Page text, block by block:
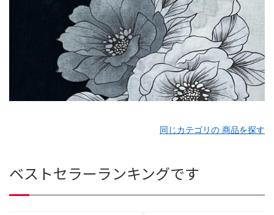
同じカテゴリの 商品を探す
ベストセラーランキングです